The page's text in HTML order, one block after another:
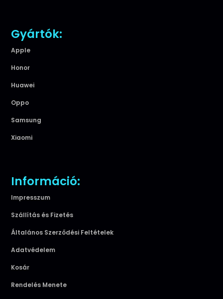
Gyártók:
Apple
Honor
Huawei
Oppo
Samsung
Xiaomi
Információ:
Impresszum
Szállítás és Fizetés
Általános Szerződési Feltételek
Adatvédelem
Kosár
Rendelés Menete